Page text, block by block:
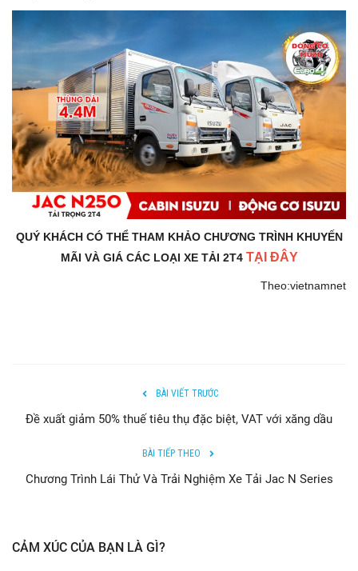
QUÝ KHÁCH CÓ THỂ THAM KHẢO CHƯƠNG TRÌNH KHUYẾN
MÃI VÀ GIÁ CÁC LOẠI XE TẢI 2T4 TẠI ĐÂY
Theo:vietnamnet
BÀI VIẾT TRƯỚC
Đề xuất giảm 50% thuế tiêu thụ đặc biệt, VAT với xăng dầu
BÀI TIẾP THEO
Chương Trình Lái Thử Và Trải Nghiệm Xe Tải Jac N Series
CẢM XÚC CỦA BẠN LÀ GÌ?